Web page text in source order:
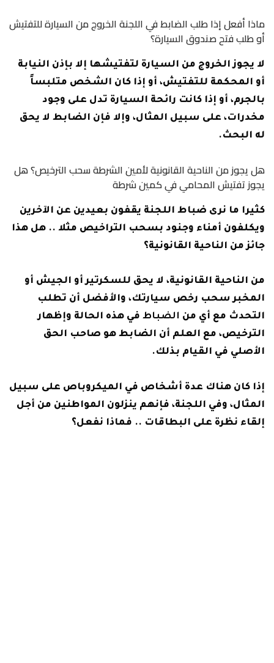
ماذا أفعل إذا طلب الضابط في اللجنة الخروج من السيارة للتفتيش
أو طلب فتح صندوق السيارة؟
لا يجوز الخروج من السيارة لتفتيشها إلا بإذن النيابة
أو المحكمة للتفتيش، أو إذا كان الشخص متلبساً
بالجرم، أو إذا كانت رائحة السيارة تدل على وجود
مخدرات، على سبيل المثال، وإلا فإن الضابط لا يحق
له البحث.
هل يجوز من الناحية القانونية لأمين الشرطة سحب الترخيص؟ هل
يجوز تفتيش المحامي في كمين شرطة
كثيرا ما نرى ضباط اللجنة يقفون بعيدين عن الآخرين
ويكلفون أمناء وجنود بسحب التراخيص مثلا .. هل هذا
جائز من الناحية القانونية؟
من الناحية القانونية، لا يحق للسكرتير أو الجيش أو
المخبر سحب رخص سيارتك، والأفضل أن تطلب
التحدث مع أي من الضباط في هذه الحالة وإظهار
الترخيص، مع العلم أن الضابط هو صاحب الحق
الأصلي في القيام بذلك.
إذا كان هناك عدة أشخاص في الميكروباص على سبيل
المثال، وفي اللجنة، فإنهم ينزلون المواطنين من أجل
إلقاء نظرة على البطاقات .. فماذا نفعل؟